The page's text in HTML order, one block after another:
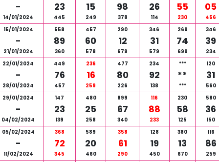
-
14/01/2024
23
445
15
249
98
378
26
114
55
230
05
456
15/01/2024
-
21/01/2024
558
89
360
457
60
578
290
12
679
346
31
579
269
74
699
346
39
234
22/01/2024
-
28/01/2024
449
76
457
236
16
259
477
80
226
234
92
138
***
**
***
120
31
560
29/01/2024
-
04/02/2024
147
23
139
480
25
258
899
67
340
116
88
233
230
58
125
580
36
150
05/02/2024
-
11/02/2024
368
72
345
589
20
460
358
61
290
128
19
450
380
13
670
116
86
259